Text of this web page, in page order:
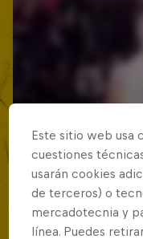
Este sitio web usa
cuestiones
usarán cookies
de terceros) o
mercadotecnia y
línea. Puedes